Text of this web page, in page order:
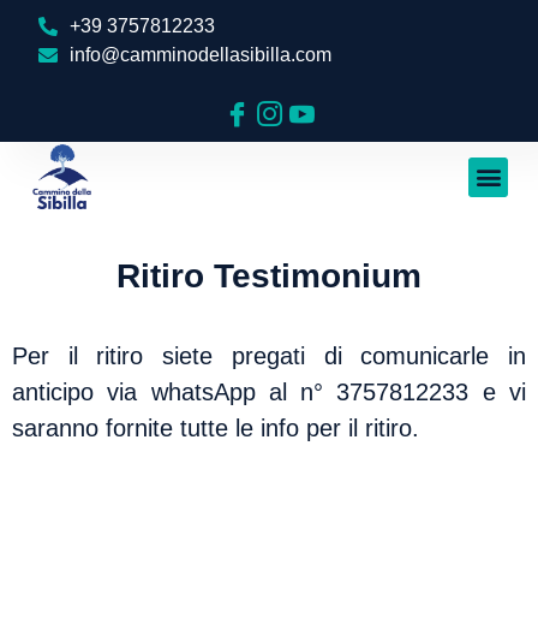
+39 3757812233
info@camminodellasibilla.com
Ritiro Testimonium
Per il ritiro siete pregati di comunicarle in
anticipo via whatsApp al n° 3757812233 e vi
saranno fornite tutte le info per il ritiro.